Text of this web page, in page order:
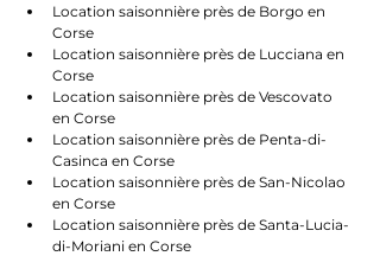
Location saisonnière près de Borgo en
Corse
Location saisonnière près de Lucciana en
Corse
Location saisonnière près de Vescovato
en Corse
Location saisonnière près de Penta-di-
Casinca en Corse
Location saisonnière près de San-Nicolao
en Corse
Location saisonnière près de Santa-Lucia-
di-Moriani en Corse